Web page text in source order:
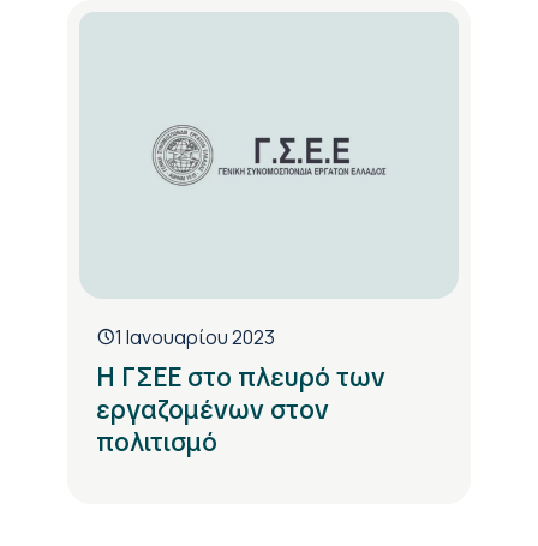
1 Ιανουαρίου 2023
Η ΓΣΕΕ στο πλευρό των
εργαζομένων στον
πολιτισμό